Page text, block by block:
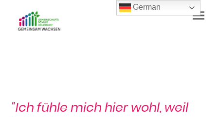
"Ich fühle mich hier wohl, weil
German